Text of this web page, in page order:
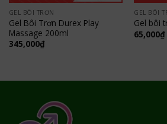
GEL BÔI TRƠN
Gel Bôi Trơn Durex Play
Massage 200ml
345,000₫
GEL BÔI
Gel bôi
65,000₫